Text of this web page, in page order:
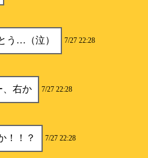
う…（泣） 7/27 22:28
、右か 7/27 22:28
！！？ 7/27 22:28